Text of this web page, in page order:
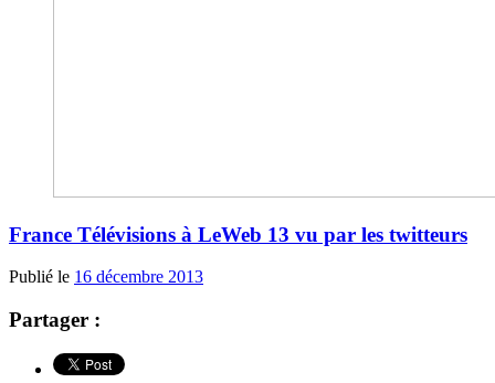
France Télévisions à LeWeb 13 vu par les twitteurs
Publié le 16 décembre 2013
Partager :